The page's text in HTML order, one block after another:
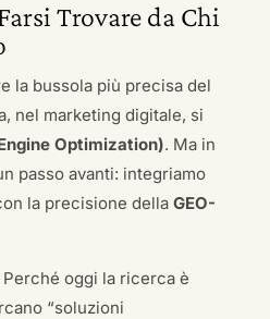
Trovare da Chi
la bussola più precisa del
nel marketing digitale, si
Optimization). Ma in
passo avanti: integriamo
la precisione della GEO-
oggi la ricerca è
“soluzioni